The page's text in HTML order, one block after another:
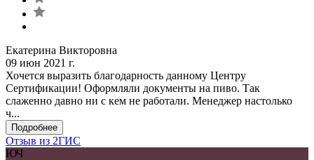
Екатерина Викторовна
09 июн 2021 г.
Хочется выразить благодарность данному Центру
Сертификации! Оформляли документы на пиво. Так
слаженно давно ни с кем не работали. Менеджер настолько
ч...
Подробнее
Отзыв из 2ГИС
ЮЧ